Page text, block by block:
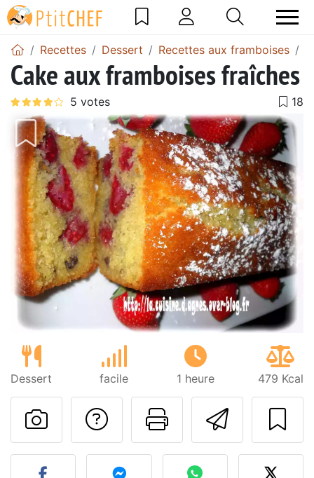
Recettes Dessert Recettes aux framboises
Cake aux framboises fraîches
Dessert facile 1 heure 479 Kcal
Imprimer
Poser une
Publier votre photo de